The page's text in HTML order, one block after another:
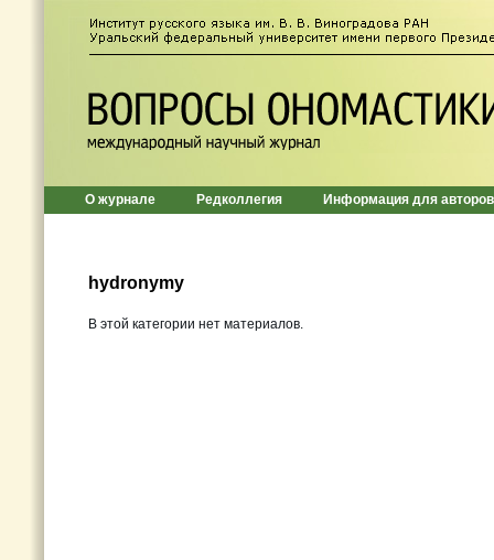
О журнале Редколлегия Информация для авторов
hydronymy
В этой категории нет материалов.